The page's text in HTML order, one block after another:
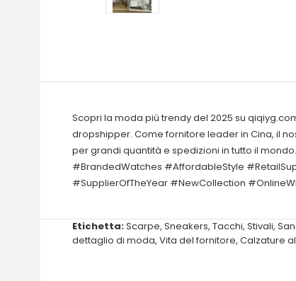
Scopri la moda più trendy del 2025 su
dropshipper. Come fornitore leader in Cina, il
per grandi quantità e spedizioni in tutto il
#BrandedWatches #AffordableStyle
#SupplierOfTheYear #NewCollection
Etichetta:Scarpe, Sneakers, Tacchi, Stivali,
dettaglio di moda, Vita del fornitore, Calzature